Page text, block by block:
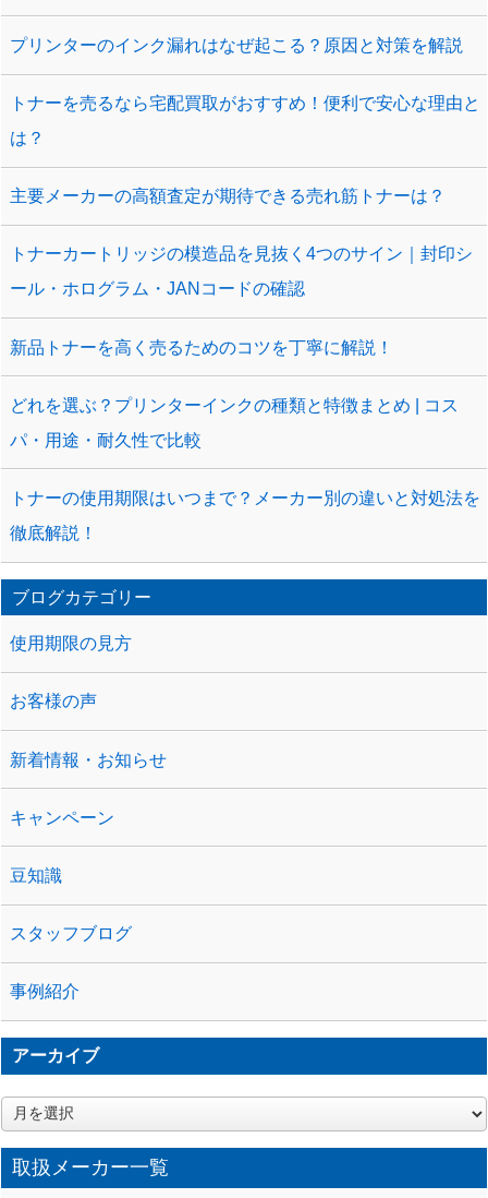
プリンターのインク漏れはなぜ起こる？原因と対策を解説
トナーを売るなら宅配買取がおすすめ！便利で安心な理由と
は？
主要メーカーの高額査定が期待できる売れ筋トナーは？
トナーカートリッジの模造品を見抜く4つのサイン｜封印シ
ール・ホログラム・JANコードの確認
新品トナーを高く売るためのコツを丁寧に解説！
どれを選ぶ？プリンターインクの種類と特徴まとめ | コス
パ・用途・耐久性で比較
トナーの使用期限はいつまで？メーカー別の違いと対処法を
徹底解説！
ブログカテゴリー
使用期限の見方
お客様の声
新着情報・お知らせ
キャンペーン
豆知識
スタッフブログ
事例紹介
アーカイブ
ア
ー
カ
イ取扱メーカー一覧